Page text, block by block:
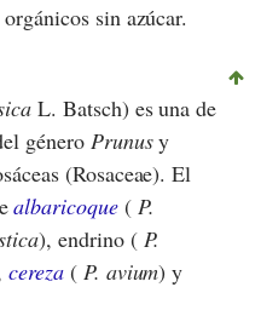
sin azúcar.
L. Batsch) es una de
género Prunusy
(Rosaceae). El
albaricoque( P.
), endrino ( P.
cereza ( P. avium) y